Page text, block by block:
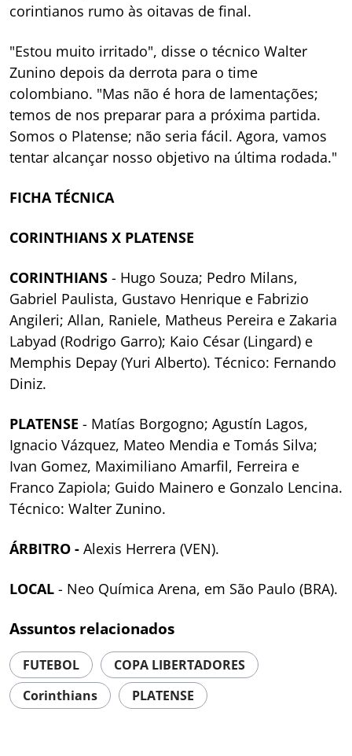
corintianos rumo às oitavas de final.
"Estou muito irritado", disse o técnico Walter
Zunino depois da derrota para o time
colombiano. "Mas não é hora de lamentações;
temos de nos preparar para a próxima partida.
Somos o Platense; não seria fácil. Agora, vamos
tentar alcançar nosso objetivo na última rodada."
FICHA TÉCNICA
CORINTHIANS X PLATENSE
CORINTHIANS - Hugo Souza; Pedro Milans,
Gabriel Paulista, Gustavo Henrique e Fabrizio
Angileri; Allan, Raniele, Matheus Pereira e Zakaria
Labyad (Rodrigo Garro); Kaio César (Lingard) e
Memphis Depay (Yuri Alberto). Técnico: Fernando
Diniz.
PLATENSE - Matías Borgogno; Agustín Lagos,
Ignacio Vázquez, Mateo Mendia e Tomás Silva;
Ivan Gomez, Maximiliano Amarfil, Ferreira e
Franco Zapiola; Guido Mainero e Gonzalo Lencina.
Técnico: Walter Zunino.
ÁRBITRO - Alexis Herrera (VEN).
LOCAL - Neo Química Arena, em São Paulo (BRA).
Assuntos relacionados
FUTEBOL
COPA LIBERTADORES
Corinthians
PLATENSE